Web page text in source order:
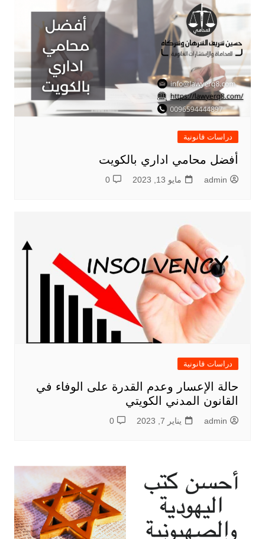
دراسات قانونية
أفضل محامي اداري بالكويت
admin مايو 13, 2023 0
دراسات قانونية
حالة الإعسار وعدم القدرة على الوفاء في
القانون المدني الكويتي
admin يناير 7, 2023 0